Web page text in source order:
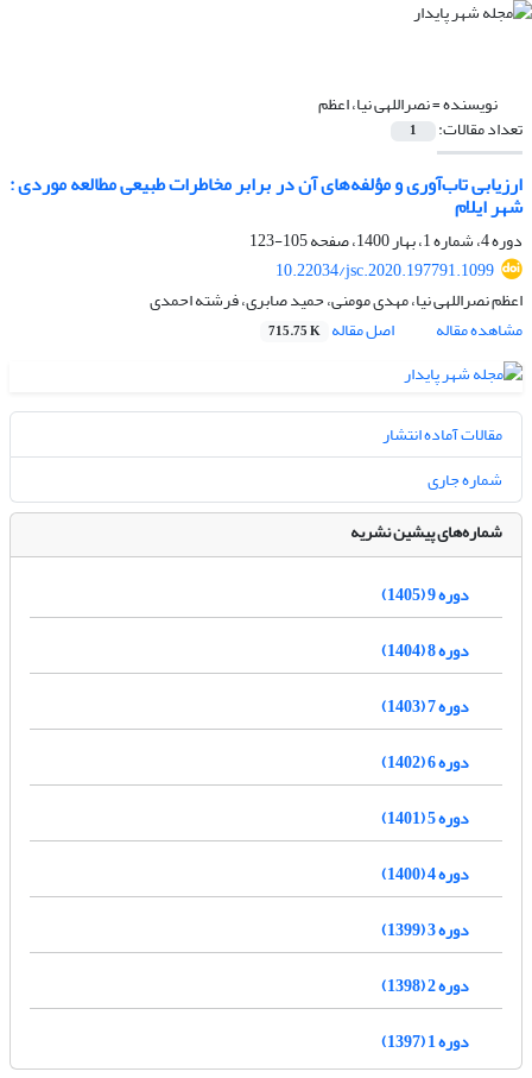
نویسنده =نصراللهی نیا، اعظم
تعداد مقالات: 1
ارزیابی تاب‌آوری و مؤلفه‌های آن در برابر مخاطرات طبیعی مطالعه موردی :
شهر ایلام
دوره 4، شماره 1، بهار 1400، صفحه
105-123
10.22034/jsc.2020.197791.1099
اعظم نصراللهی نیا، مهدی مومنی، حمید صابری، فرشته احمدی
مشاهده مقاله
اصل مقاله 715.75 K
مقالات آماده انتشار
شماره جاری
شماره‌های پیشین نشریه
دوره 9 (1405)
دوره 8 (1404)
دوره 7 (1403)
دوره 6 (1402)
دوره 5 (1401)
دوره 4 (1400)
دوره 3 (1399)
دوره 2 (1398)
دوره 1 (1397)